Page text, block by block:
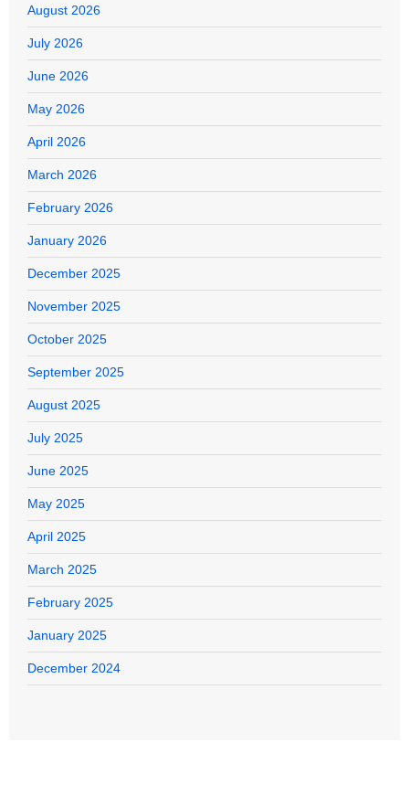
August 2026
July 2026
June 2026
May 2026
April 2026
March 2026
February 2026
January 2026
December 2025
November 2025
October 2025
September 2025
August 2025
July 2025
June 2025
May 2025
April 2025
March 2025
February 2025
January 2025
December 2024